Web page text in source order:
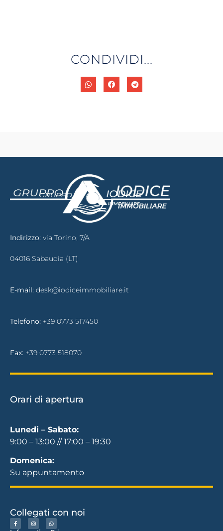
CONDIVIDI...
Indirizzo: via Torino, 7/A
04016 Sabaudia (LT)
E-mail: desk@iodiceimmobiliare.it
Telefono: +39 0773 517450
Fax: +39 0773 518070
Orari di apertura
Lunedi – Sabato:
9:00 – 13:00 // 17:00 – 19:30
Domenica:
Su appuntamento
Collegati con noi